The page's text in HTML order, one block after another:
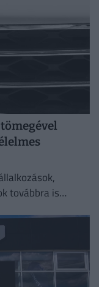
továbbra is